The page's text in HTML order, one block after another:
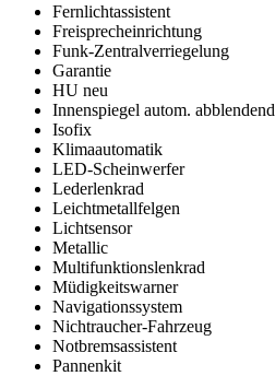
Fernlichtassistent
Freisprecheinrichtung
Funk-Zentralverriegelung
Garantie
HU neu
Innenspiegel autom. abblendend
Isofix
Klimaautomatik
LED-Scheinwerfer
Lederlenkrad
Leichtmetallfelgen
Lichtsensor
Metallic
Multifunktionslenkrad
Müdigkeitswarner
Navigationssystem
Nichtraucher-Fahrzeug
Notbremsassistent
Pannenkit